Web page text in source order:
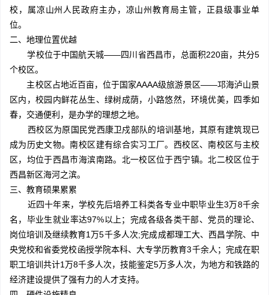
校，属凉山州人民政府主办，凉山州教育局主管，正县级事业单
位。
二、地理位置优越
学校位于中国航天城——四川省西昌市，总面积220亩，共分5
个校区。
主校区占地近百亩，位于国家AAAA级旅游景区——邛海泸山景
区内，校园内鲜花丛生、绿树成荫，小路悠然，环境优美，四季如
春，交通便利，是办学的理想之地。
西校区为原国民党西康卫戍部队的培训基地，其原有建筑现已
成为历史文物。南校区建有综合实习工厂。西校区、南校区与主校
区，均位于西昌市海滨南路。北一校区位于西宁镇。北二校区位于
西昌新区海河之滨。
三、教育硕果累累
近四十年来，学校先后培养工科类各专业中职毕业生3万8千余
名，毕业生就业率达97%以上；完成各级各类干部、党员的理论、
岗位培训及继续教育1万5千多人次;完成成都理工大、西昌学院、中
央党校和省委党校函授学院本科、大专学历教育3千余人；完成在职
职工培训共计1万8千多人次，技能鉴定5万多人次，为地方和铁路的
经济建设提供了强有力的人才支持。